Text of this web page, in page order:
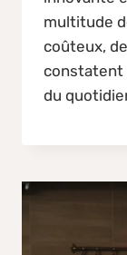
multitude
coûteux,
constatent
du